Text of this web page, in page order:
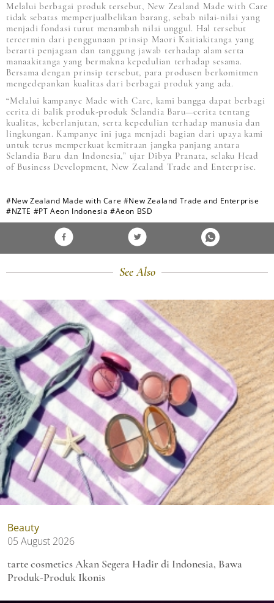
Melalui berbagai produk tersebut, New Zealand Made with Care
tidak sebatas memperjualbelikan barang, sebab nilai-nilai yang
menjadi fondasi turut menambah nilai unggul. Hal tersebut
tercermin dari penggunaan prinsip Maori Kaitiakitanga yang
berarti penjagaan dan tanggung jawab terhadap alam serta
manaakitanga yang bermakna kepedulian terhadap sesama.
Bersama dengan prinsip tersebut, para produsen berkomitmen
mengedepankan kualitas dari berbagai produk yang ada.
“Melalui kampanye Made with Care, kami bangga dapat berbagi
cerita di balik produk-produk Selandia Baru—cerita tentang
kualitas, keberlanjutan, serta kepedulian terhadap manusia dan
lingkungan. Kampanye ini juga menjadi bagian dari upaya kami
untuk terus memperkuat kemitraan jangka panjang antara
Selandia Baru dan Indonesia,” ujar Dibya Pranata, selaku Head
of Business Development, New Zealand Trade and Enterprise.
#New Zealand Made with Care #New Zealand Trade and Enterprise
#NZTE #PT Aeon Indonesia #Aeon BSD
See Also
Beauty
05 August 2026
tarte cosmetics Akan Segera Hadir di Indonesia, Bawa
Produk-Produk Ikonis